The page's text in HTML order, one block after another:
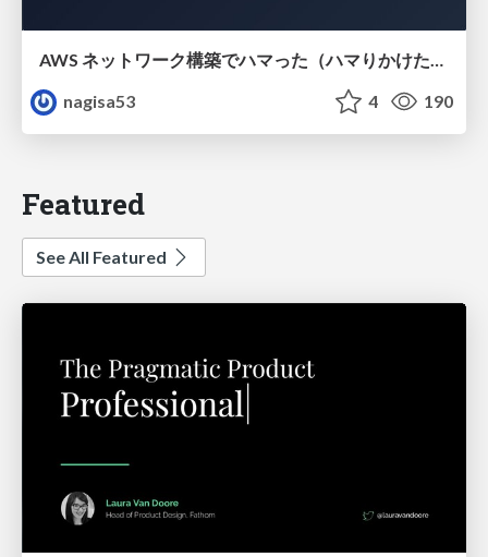
AWS ネットワーク構築でハマった（ハマりかけた） 5選とそこから得た教訓
nagisa53
4 190
Featured
See All Featured